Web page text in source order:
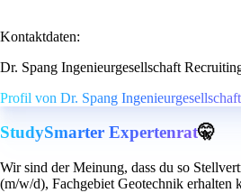
Kontaktdaten:
Dr. Spang Ingenieurgesellschaft
Profil von Dr. Spang
StudySmarter Expertenrat🤫
Wir sind der Meinung, dass du so
(m/w/d), Fachgebiet Geotechnik erhalten